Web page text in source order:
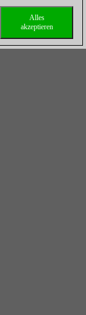
Alles
akzeptieren